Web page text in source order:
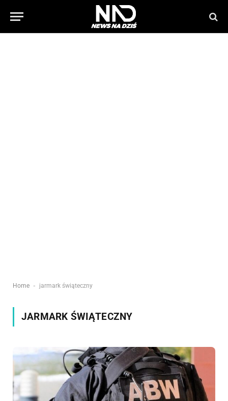
Home - jarmark świąteczny
JARMARK ŚWIĄTECZNY